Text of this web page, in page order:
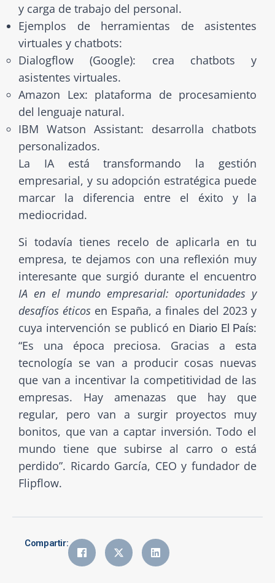
y carga de trabajo del personal.
Ejemplos de herramientas de asistentes
virtuales y chatbots:
Dialogflow (Google): crea chatbots y
asistentes virtuales.
Amazon Lex: plataforma de procesamiento
del lenguaje natural.
IBM Watson Assistant: desarrolla chatbots
personalizados.
La IA está transformando la gestión
empresarial, y su adopción estratégica puede
marcar la diferencia entre el éxito y la
mediocridad.
Si todavía tienes recelo de aplicarla en tu
empresa, te dejamos con una reflexión muy
interesante que surgió durante el encuentro
IA en el mundo empresarial: oportunidades y
desafíos éticos en España, a finales del 2023 y
cuya intervención se publicó en Diario El País:
“Es una época preciosa. Gracias a esta
tecnología se van a producir cosas nuevas
que van a incentivar la competitividad de las
empresas. Hay amenazas que hay que
regular, pero van a surgir proyectos muy
bonitos, que van a captar inversión. Todo el
mundo tiene que subirse al carro o está
perdido”. Ricardo García, CEO y fundador de
Flipflow.
Compartir: